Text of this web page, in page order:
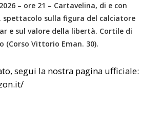
– ore 21 – Cartavelina, di e con
spettacolo sulla figura del calciatore
e sul valore della libertà. Cortile di
(Corso Vittorio Eman. 30).
segui la nostra pagina ufficiale: